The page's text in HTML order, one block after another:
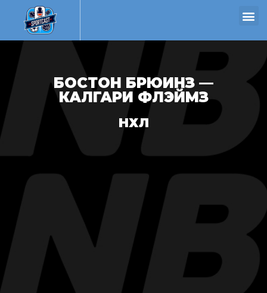
БОСТОН БРЮИНЗ —
КАЛГАРИ ФЛЭЙМЗ
НХЛ